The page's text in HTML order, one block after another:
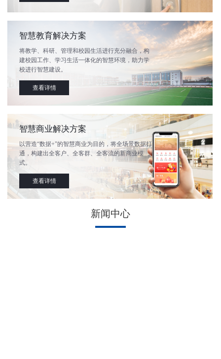
智慧教育解决方案
将教学、科研、管理和校园生活进行充分融合，构
建校园工作、学习生活一体化的智慧环境，助力学
校进行智慧建设。
查看详情
智慧商业解决方案
以营造“数据+”的智慧商业为目的，将全场景数据打
通，构建出全客户、全客群、全客流的新商业模
式。
查看详情
新闻中心